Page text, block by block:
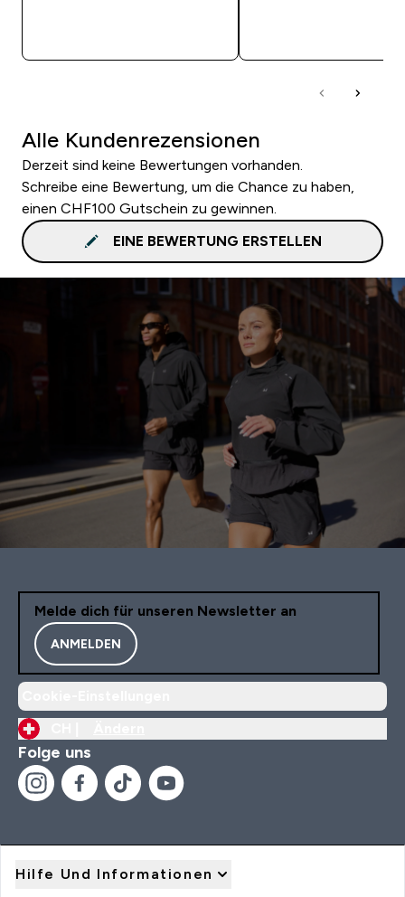
Alle Kundenrezensionen
Derzeit sind keine Bewertungen vorhanden.
Schreibe eine Bewertung, um die Chance zu haben,
einen CHF100 Gutschein zu gewinnen.
EINE BEWERTUNG ERSTELLEN
Melde dich für unseren Newsletter an
ANMELDEN
Folge uns
Hilfe Und Informationen